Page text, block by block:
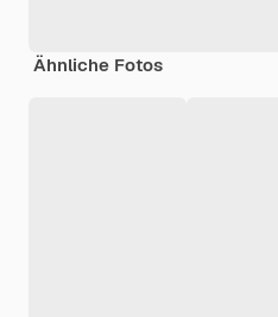
Ähnliche Fotos